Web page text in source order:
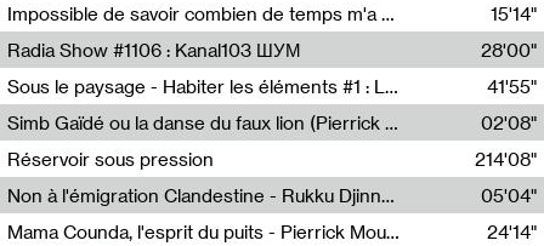
Impossible de savoir combien de temps m'a échappé
Mélanie Blaison,Mateo Cuin
15'14"
Radia Show #1106 : Kanal103 ШУМ
Kanal103
28'00"
Sous le paysage - Habiter les éléments #1 : Les éléments et les débordements du vivant
Nastassja Martin
41'55"
Simb Gaïdé ou la danse du faux lion (Pierrick Mouton)
Pierrick Mouton,Simb Gaïdé
02'08"
Réservoir sous pression
214'08"
Non à l'émigration Clandestine - Rukku Djinne Squad (Eden Tinto Collins)
Eden Tinto Collins,Rukku Djinne
05'04"
Mama Counda, l'esprit du puits - Pierrick Mouton
24'14"